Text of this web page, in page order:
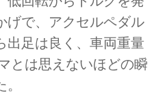
げで、アクセルペダル
出足は良く、車両重量
とは思えないほどの瞬